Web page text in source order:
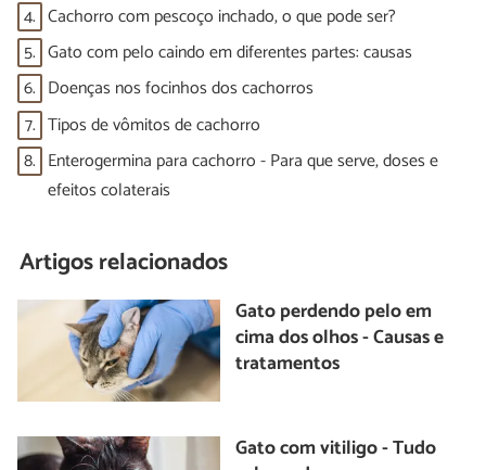
4. Cachorro com pescoço inchado, o que pode ser?
5. Gato com pelo caindo em diferentes partes: causas
6. Doenças nos focinhos dos cachorros
7. Tipos de vômitos de cachorro
8. Enterogermina para cachorro - Para que serve, doses e
efeitos colaterais
Artigos relacionados
Gato perdendo pelo em
cima dos olhos - Causas e
tratamentos
Gato com vitiligo - Tudo